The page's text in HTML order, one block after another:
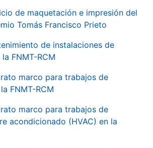
de maquetación e impresión del
Tomás Francisco Prieto
de instalaciones de
FNMT-RCM
marco para trabajos de
FNMT-RCM
marco para trabajos de
acondicionado (HVAC) en la